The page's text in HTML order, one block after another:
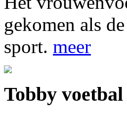
gekomen als
sport. meer
Tobby voetbal